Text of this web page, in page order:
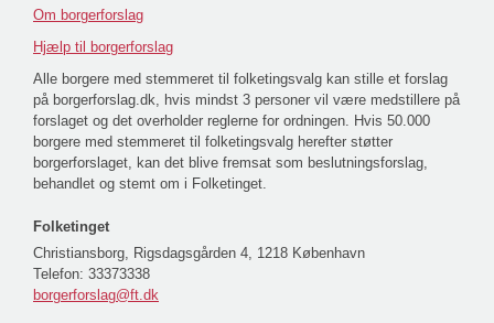
Om borgerforslag
Hjælp til borgerforslag
Alle borgere med stemmeret til folketingsvalg kan stille et forslag
på borgerforslag.dk, hvis mindst 3 personer vil være medstillere på
forslaget og det overholder reglerne for ordningen. Hvis 50.000
borgere med stemmeret til folketingsvalg herefter støtter
borgerforslaget, kan det blive fremsat som beslutningsforslag,
behandlet og stemt om i Folketinget.
Folketinget
Christiansborg, Rigsdagsgården 4, 1218 København
Telefon: 33373338
borgerforslag@ft.dk